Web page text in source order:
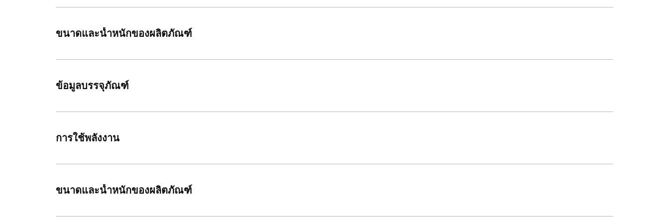
ขนาดและน้ำหนักของผลิตภัณฑ์
ข้อมูลบรรจุภัณฑ์
การใช้พลังงาน
ขนาดและน้ำหนักของผลิตภัณฑ์